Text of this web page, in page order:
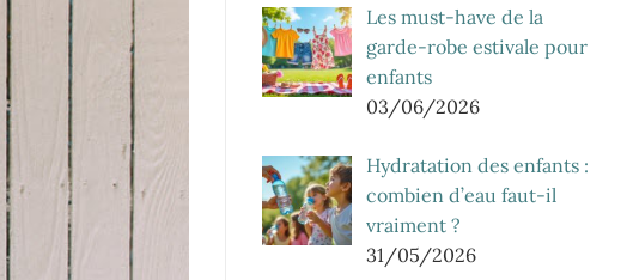
Les must-have de la
garde-robe estivale pour
enfants
03/06/2026
Hydratation des enfants :
combien d’eau faut-il
vraiment ?
31/05/2026